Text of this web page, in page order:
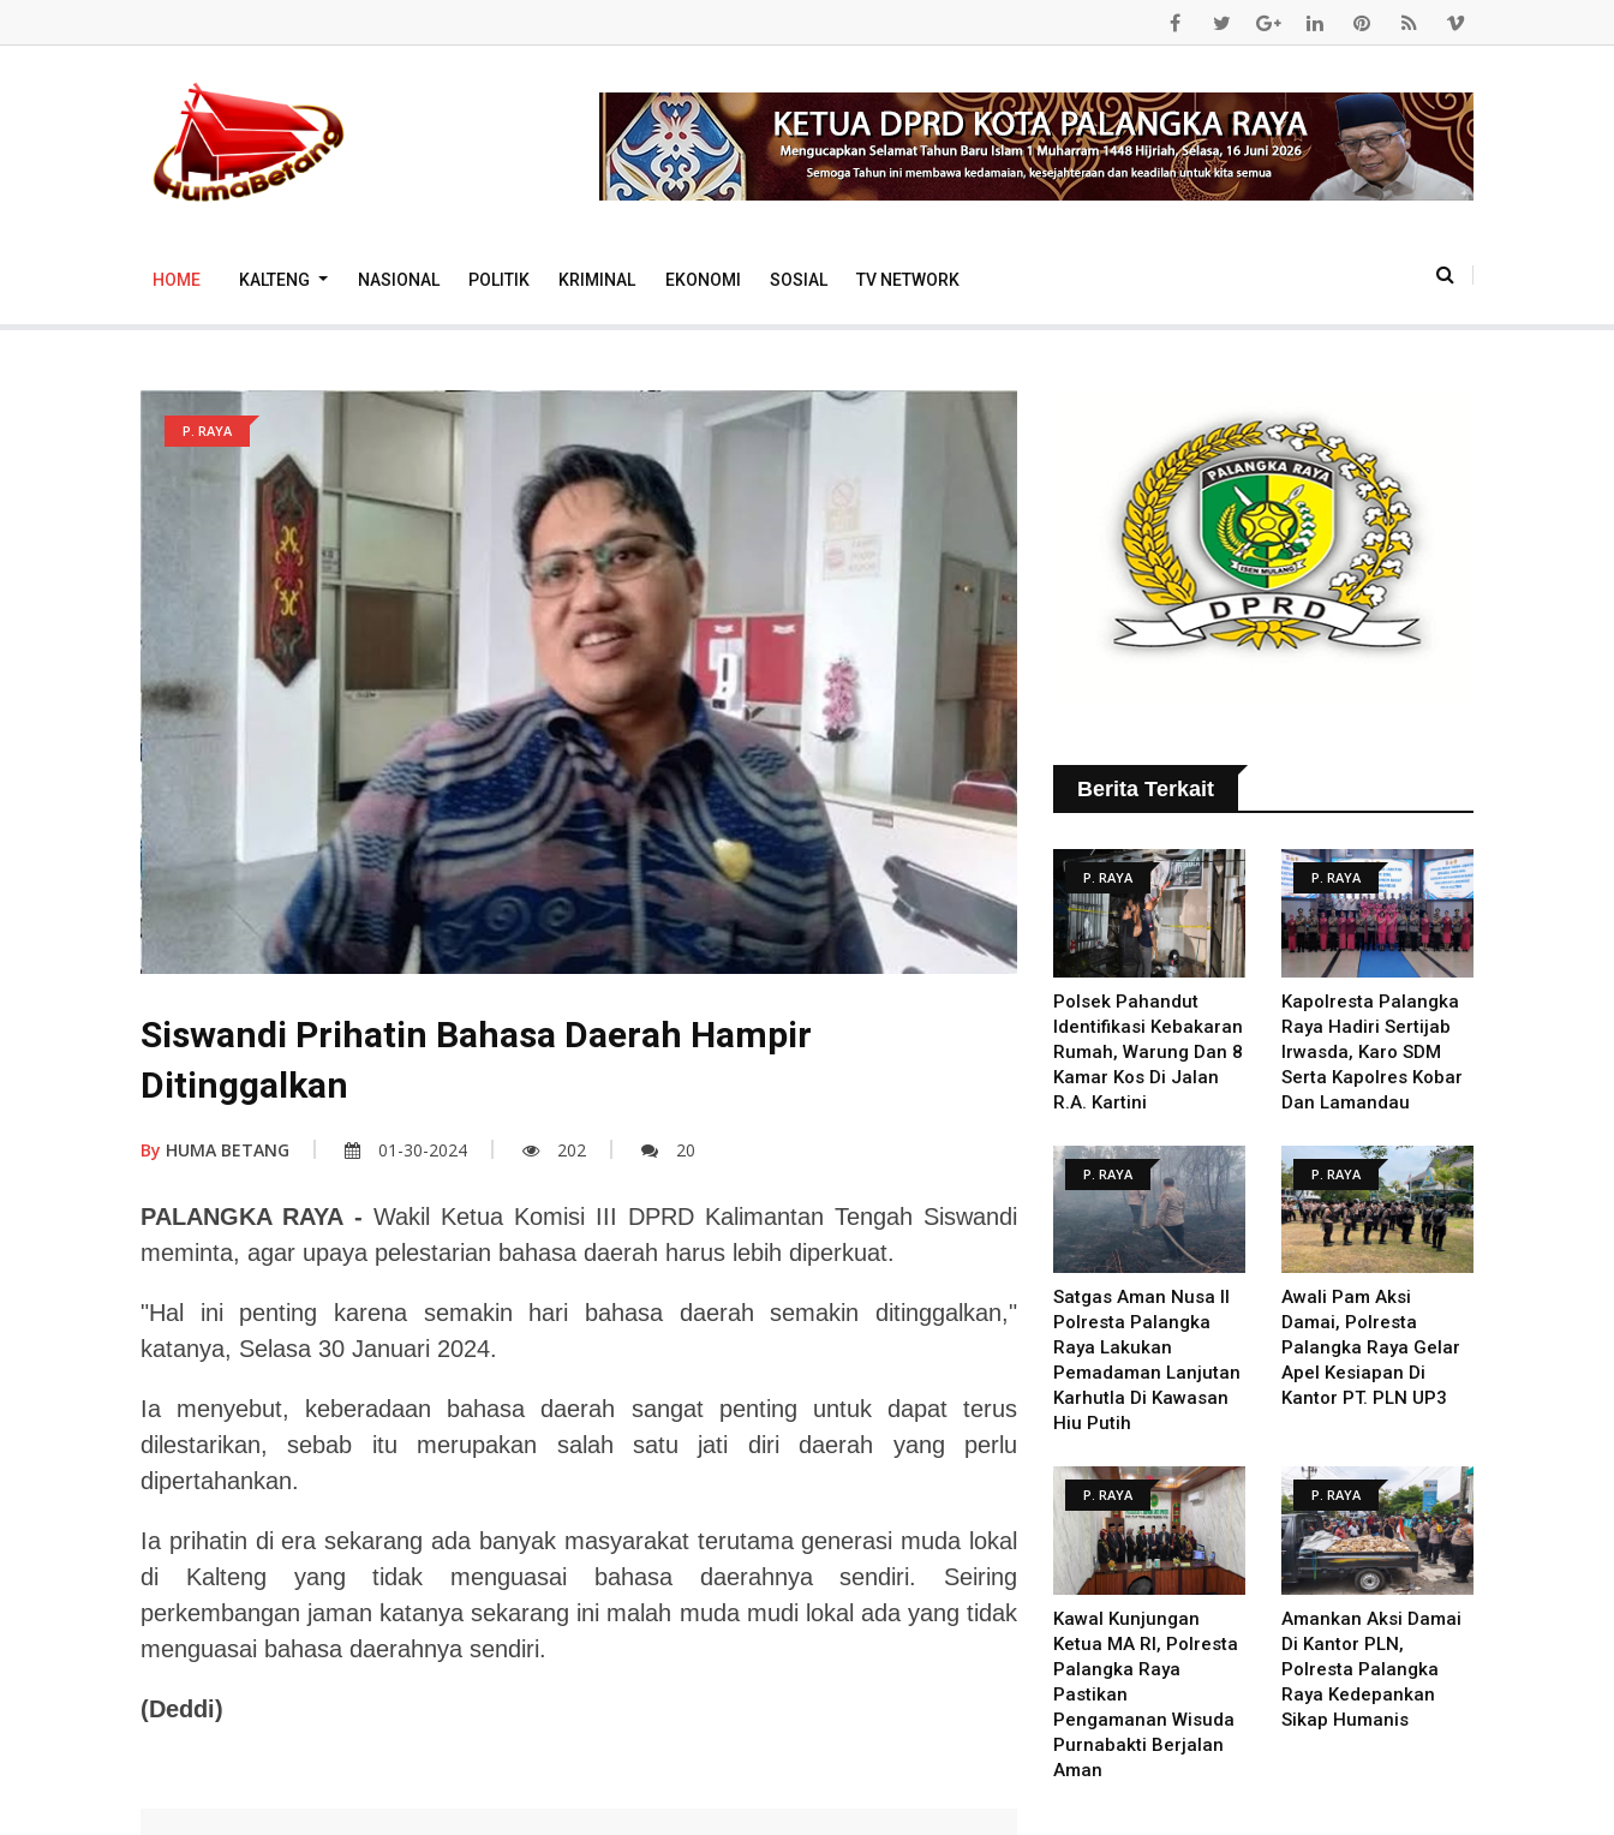
HOME KALTENG NASIONAL POLITIK KRIMINAL EKONOMI SOSIAL TV NETWORK
P. RAYA
Siswandi Prihatin Bahasa Daerah Hampir
Ditinggalkan
By HUMA BETANG 01-30-2024 202 20
PALANGKA RAYA - Wakil Ketua Komisi III DPRD Kalimantan Tengah Siswandi
meminta, agar upaya pelestarian bahasa daerah harus lebih diperkuat.
"Hal ini penting karena semakin hari bahasa daerah semakin ditinggalkan,"
katanya, Selasa 30 Januari 2024.
Ia menyebut, keberadaan bahasa daerah sangat penting untuk dapat terus
dilestarikan, sebab itu merupakan salah satu jati diri daerah yang perlu
dipertahankan.
Ia prihatin di era sekarang ada banyak masyarakat terutama generasi muda lokal
di Kalteng yang tidak menguasai bahasa daerahnya sendiri. Seiring
perkembangan jaman katanya sekarang ini malah muda mudi lokal ada yang tidak
menguasai bahasa daerahnya sendiri.
(Deddi)
Berita Terkait
P. RAYA
Polsek Pahandut
Identifikasi Kebakaran
Rumah, Warung Dan 8
Kamar Kos Di Jalan
R.A. Kartini
P. RAYA
Kapolresta Palangka
Raya Hadiri Sertijab
Irwasda, Karo SDM
Serta Kapolres Kobar
Dan Lamandau
P. RAYA
Satgas Aman Nusa II
Polresta Palangka
Raya Lakukan
Pemadaman Lanjutan
Karhutla Di Kawasan
Hiu Putih
P. RAYA
Awali Pam Aksi
Damai, Polresta
Palangka Raya Gelar
Apel Kesiapan Di
Kantor PT. PLN UP3
P. RAYA
Kawal Kunjungan
Ketua MA RI, Polresta
Palangka Raya
Pastikan
Pengamanan Wisuda
Purnabakti Berjalan
Aman
P. RAYA
Amankan Aksi Damai
Di Kantor PLN,
Polresta Palangka
Raya Kedepankan
Sikap Humanis